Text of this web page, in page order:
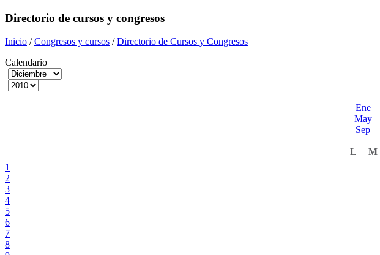
Directorio de cursos y congresos
Inicio /Congresos y cursos /Directorio de Cursos y Congresos
Calendario
Ene
May
Sep
L M
1
2
3
4
5
6
7
8